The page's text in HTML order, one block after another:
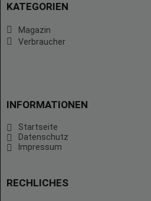
KATEGORIEN
Magazin
Verbraucher
INFORMATIONEN
Startseite
Datenschutz
Impressum
RECHLICHES